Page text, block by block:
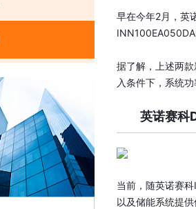
早在今年2月，英
据了解，上述两
入条件下，系统
英诺赛科
当前，随英诺赛科
以及储能系统提